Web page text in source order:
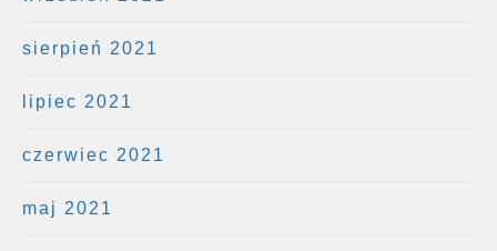
sierpień 2021
lipiec 2021
czerwiec 2021
maj 2021